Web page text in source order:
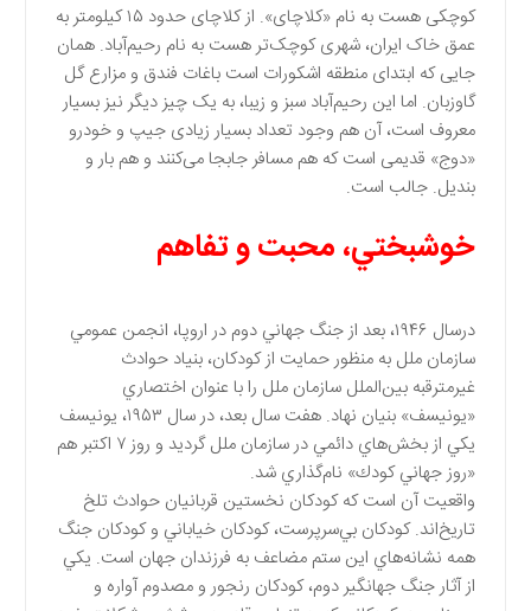
کوچکی هست به نام «کلاچای». از کلاچای حدود ۱۵ کیلومتر به
عمق خاک ایران، شهری کوچک‌تر هست به نام رحیم‌آباد. همان
جایی که ابتدای منطقه اشکورات است باغات فندق و مزارع گل
گاوزبان. اما این رحیم‌آباد سبز و زیبا، به یک چیز دیگر نیز بسیار
معروف است، آن هم وجود تعداد بسیار زیادی جیپ و خودرو
«دوج» قدیمی است که هم مسافر جابجا می‌کنند و هم بار و
بندیل. جالب است.
خوشبختي، محبت و تفاهم
درسال ۱۹۴۶، بعد از جنگ جهاني دوم در اروپا، انجمن عمومي
سازمان ملل به منظور حمايت از كودكان، بنياد حوادث
غيرمترقبه بين‌الملل سازمان ملل را با عنوان اختصاري
«يونيسف» بنيان نهاد. هفت سال بعد، در سال ۱۹۵۳، يونيسف
يكي از بخش‌هاي دائمي در سازمان ملل گرديد و روز ۷ اكتبر هم
«روز جهاني كودك» نام‌گذاري شد.
واقعيت آن است كه كودكان نخستين قربانيان حوادث تلخ
تاريخ‌اند. كودكان بي‌سرپرست، كودكان خياباني و كودكان جنگ
همه نشانه‌هاي اين ستم مضاعف به فرزندان جهان است. يكي
از آثار جنگ جهانگير دوم، كودكان رنجور و مصدوم آواره و